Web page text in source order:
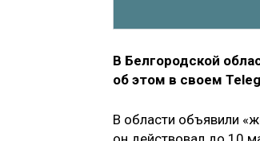
В Белгородской
об этом в своем
В области объявили